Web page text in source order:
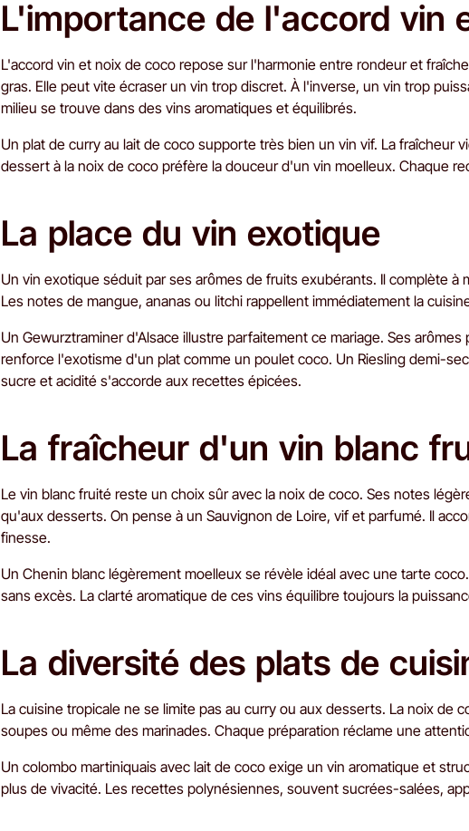
L'importance de l'accord vin
L'accord vin et noix de coco repose sur l'harmonie entre rondeur et
gras. Elle peut vite écraser un vin trop discret. À l'inverse, un vin trop
milieu se trouve dans des vins aromatiques et équilibrés.
Un plat de curry au lait de coco supporte très bien un vin vif. La fraîcheur
dessert à la noix de coco préfère la douceur d'un vin moelleux. Chaque
La place du vin exotique
Un vin exotique séduit par ses arômes de fruits exubérants. Il complète à
Les notes de mangue, ananas ou litchi rappellent immédiatement la
Un Gewurztraminer d'Alsace illustre parfaitement ce mariage. Ses
renforce l'exotisme d'un plat comme un poulet coco. Un Riesling demi-
sucre et acidité s'accorde aux recettes épicées.
La fraîcheur d'un vin blanc
Le vin blanc fruité reste un choix sûr avec la noix de coco. Ses notes
qu'aux desserts. On pense à un Sauvignon de Loire, vif et parfumé. Il
finesse.
Un Chenin blanc légèrement moelleux se révèle idéal avec une tarte
sans excès. La clarté aromatique de ces vins équilibre toujours la
La diversité des plats de
La cuisine tropicale ne se limite pas au curry ou aux desserts. La noix de
soupes ou même des marinades. Chaque préparation réclame une
Un colombo martiniquais avec lait de coco exige un vin aromatique et
plus de vivacité. Les recettes polynésiennes, souvent sucrées-salées,